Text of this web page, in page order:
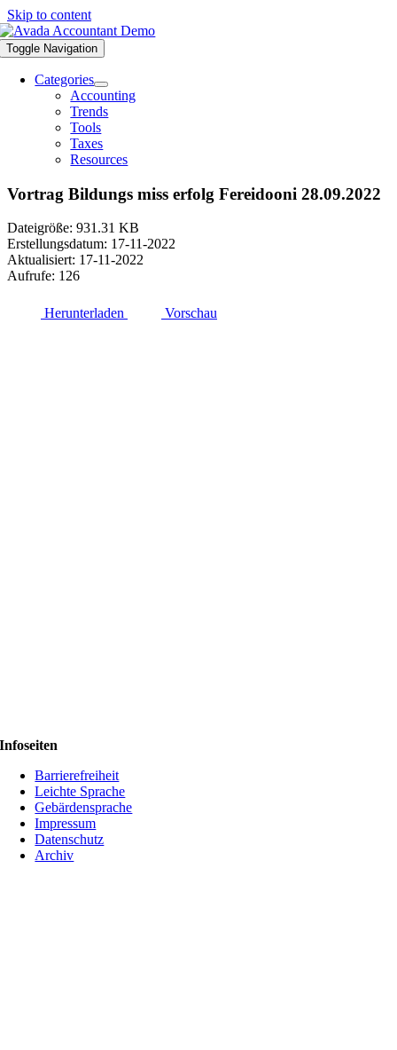
Skip to content
Toggle Navigation
Categories
Accounting
Trends
Tools
Taxes
Resources
Vortrag Bildungs miss erfolg Fereidooni 28.09.2022
Dateigröße: 931.31 KB
Erstellungsdatum: 17-11-2022
Aktualisiert: 17-11-2022
Aufrufe: 126
Herunterladen Vorschau
Infoseiten
Barrierefreiheit
Leichte Sprache
Gebärdensprache
Impressum
Datenschutz
Archiv